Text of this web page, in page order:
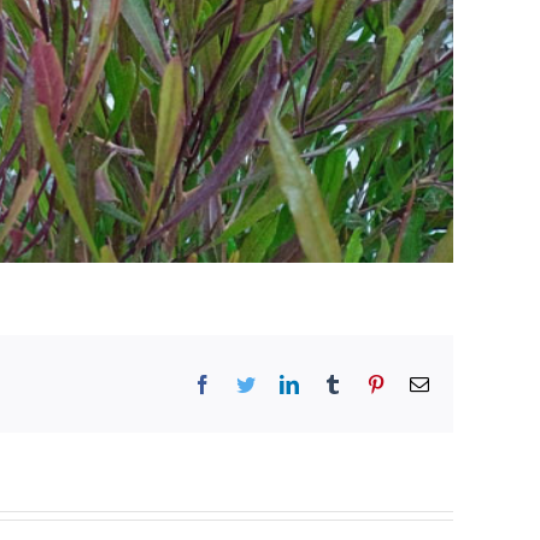
Facebook
TwitterLinkedInTumblr PinterestEmail